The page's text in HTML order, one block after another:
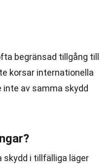
begränsad tillgång till
korsar internationella
av samma skydd
i tillfälliga läger